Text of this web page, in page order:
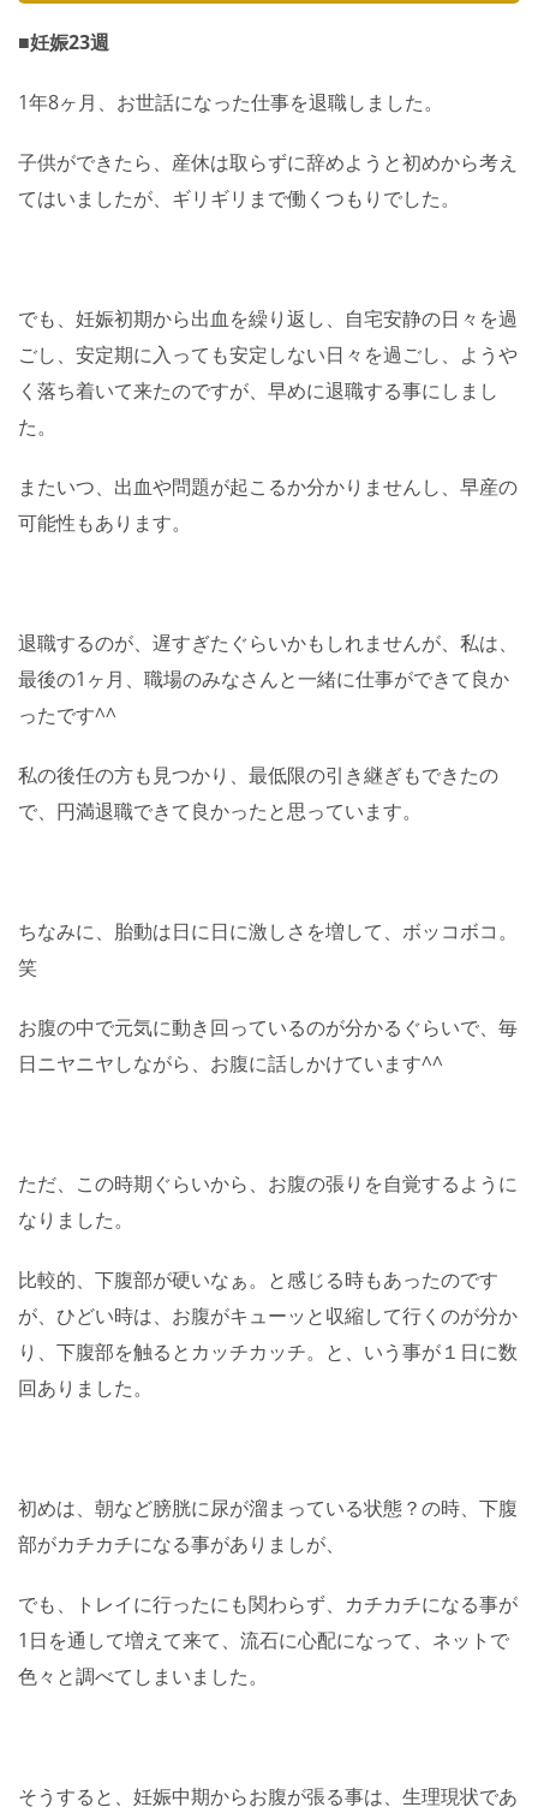
■妊娠23週
1年8ヶ月、お世話になった仕事を退職しました。
子供ができたら、産休は取らずに辞めようと初めから考え
てはいましたが、ギリギリまで働くつもりでした。
でも、妊娠初期から出血を繰り返し、自宅安静の日々を過
ごし、安定期に入っても安定しない日々を過ごし、ようや
く落ち着いて来たのですが、早めに退職する事にしまし
た。
またいつ、出血や問題が起こるか分かりませんし、早産の
可能性もあります。
退職するのが、遅すぎたぐらいかもしれませんが、私は、
最後の1ヶ月、職場のみなさんと一緒に仕事ができて良か
ったです^^
私の後任の方も見つかり、最低限の引き継ぎもできたの
で、円満退職できて良かったと思っています。
ちなみに、胎動は日に日に激しさを増して、ボッコボコ。
笑
お腹の中で元気に動き回っているのが分かるぐらいで、毎
日ニヤニヤしながら、お腹に話しかけています^^
ただ、この時期ぐらいから、お腹の張りを自覚するように
なりました。
比較的、下腹部が硬いなぁ。と感じる時もあったのです
が、ひどい時は、お腹がキューッと収縮して行くのが分か
り、下腹部を触るとカッチカッチ。と、いう事が１日に数
回ありました。
初めは、朝など膀胱に尿が溜まっている状態？の時、下腹
部がカチカチになる事がありましが、
でも、トレイに行ったにも関わらず、カチカチになる事が
1日を通して増えて来て、流石に心配になって、ネットで
色々と調べてしまいました。
そうすると、妊娠中期からお腹が張る事は、生理現状であ